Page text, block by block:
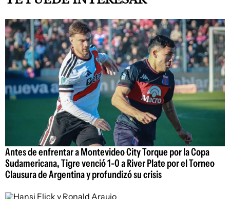
Antes de enfrentar a Montevideo City Torque por la Copa
Sudamericana, Tigre venció 1-0 a River Plate por el Torneo
Clausura de Argentina y profundizó su crisis